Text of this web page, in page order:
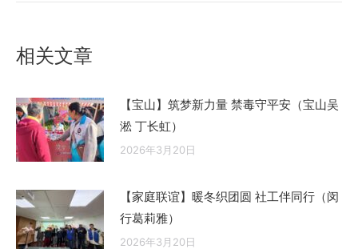
相关文章
【宝山】筑梦新力量 禁毒守平安（宝山吴
淞 丁长虹）
2026年3月20日
【家庭联谊】暖冬织团圆 社工伴同行（闵
行葛莉雅）
2026年3月20日